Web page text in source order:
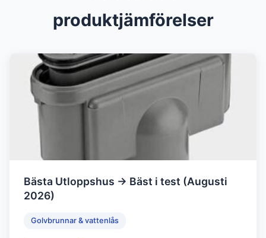
produktjämförelser
Bästa Utloppshus → Bäst i test (Augusti
2026)
Golvbrunnar & vattenlås